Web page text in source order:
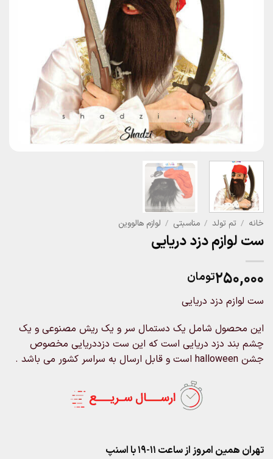
خانه / تم تولد / مناسبتی / لوازم هالووین
ست لوازم دزد دریایی
۲۵۰,۰۰۰تومان
ست لوازم دزد دریایی
این محصول شامل یک دستمال سر و یک ریش مصنوعی و یک
چشم بند دزد دریایی است که این ست دزددریایی مخصوص
جشن halloween است و قابل ارسال به سراسر کشور می باشد .
تهران همین امروز از ساعت ۱۱-۱۹ با اسنپ